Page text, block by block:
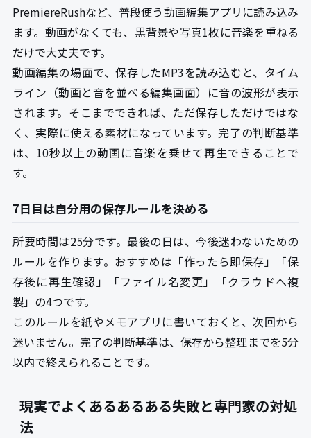
PremiereRushなど、普段使う動画編集アプリに読み込み
ます。動画がなくても、黒背景や写真1枚に音楽を重ねる
だけで大丈夫です。
動画編集の場面で、保存したMP3を読み込むと、タイム
ライン（動画と音を並べる編集画面）に音の波形が表示
されます。そこまでできれば、ただ保存しただけではな
く、実際に使える素材になっています。完了の判断基準
は、10秒以上の動画に音楽を乗せて再生できることで
す。
7日目は自分用の保存ルールを決める
所要時間は25分です。最後の日は、今後迷わないための
ルールを作ります。おすすめは「作ったら即保存」「保
存後に再生確認」「ファイル名変更」「クラウドへ複
製」の4つです。
このルールを紙やメモアプリに書いておくと、次回から
迷いません。完了の判断基準は、保存から整理までを5分
以内で終えられることです。
現実でよくあるあるある失敗と専門家の対処
法